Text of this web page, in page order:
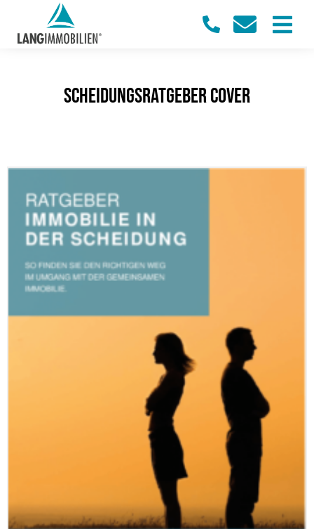
Scheidungsratgeber Cover